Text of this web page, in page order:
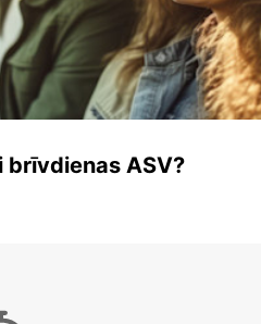
brīvdienas ASV?